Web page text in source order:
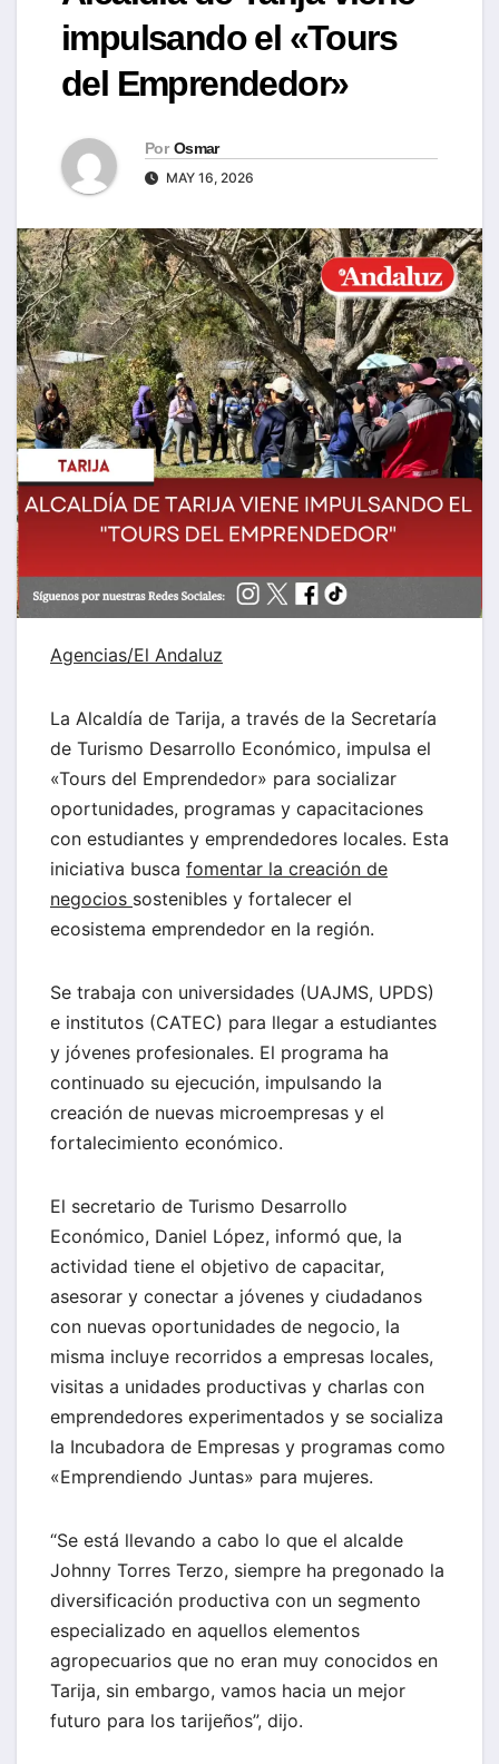
impulsando el «Tours
del Emprendedor»
Por Osmar
MAY 16, 2026
Agencias/El Andaluz
La Alcaldía de Tarija, a través de la Secretaría
de Turismo Desarrollo Económico, impulsa el
«Tours del Emprendedor» para socializar
oportunidades, programas y capacitaciones
con estudiantes y emprendedores locales. Esta
iniciativa busca fomentar la creación de
negocios sostenibles y fortalecer el
ecosistema emprendedor en la región.
Se trabaja con universidades (UAJMS, UPDS)
e institutos (CATEC) para llegar a estudiantes
y jóvenes profesionales. El programa ha
continuado su ejecución, impulsando la
creación de nuevas microempresas y el
fortalecimiento económico.
El secretario de Turismo Desarrollo
Económico, Daniel López, informó que, la
actividad tiene el objetivo de capacitar,
asesorar y conectar a jóvenes y ciudadanos
con nuevas oportunidades de negocio, la
misma incluye recorridos a empresas locales,
visitas a unidades productivas y charlas con
emprendedores experimentados y se socializa
la Incubadora de Empresas y programas como
«Emprendiendo Juntas» para mujeres.
“Se está llevando a cabo lo que el alcalde
Johnny Torres Terzo, siempre ha pregonado la
diversificación productiva con un segmento
especializado en aquellos elementos
agropecuarios que no eran muy conocidos en
Tarija, sin embargo, vamos hacia un mejor
futuro para los tarijeños”, dijo.